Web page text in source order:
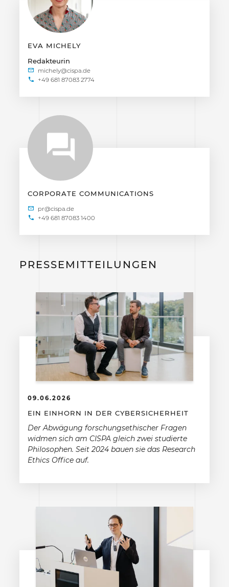
EVA MICHELY
Redakteurin
+49 681 87083 2774
CORPORATE COMMUNICATIONS
+49 681 87083 1400
PRESSEMITTEILUNGEN
09.06.2026
EIN EINHORN IN DER CYBERSICHERHEIT
Der Abwägung forschungsethischer Fragen
widmen sich am CISPA gleich zwei studierte
Philosophen. Seit 2024 bauen sie das Research
Ethics Office auf.